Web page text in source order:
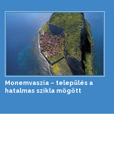
Monemvaszia – település a
hatalmas szikla mögött